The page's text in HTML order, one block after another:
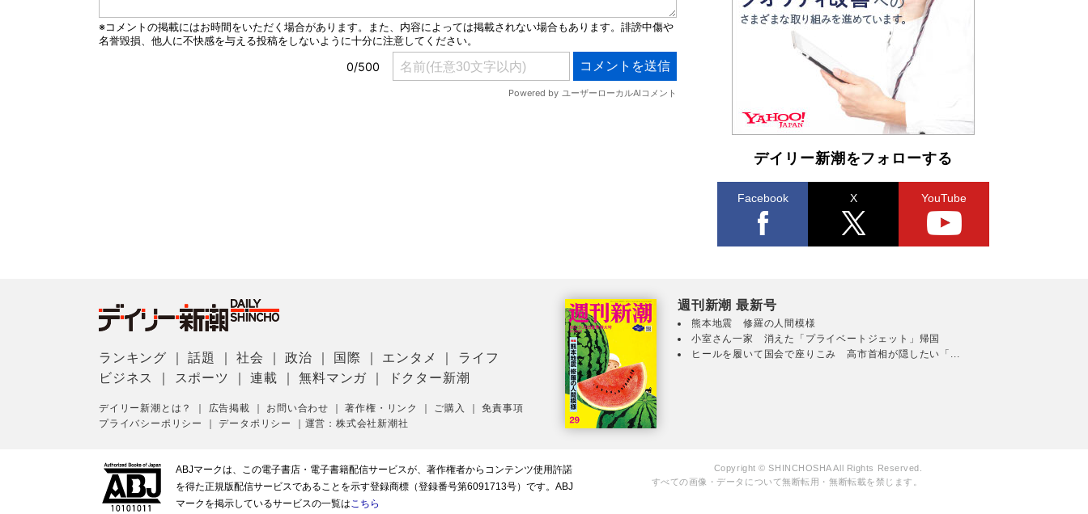
東野圭吾、伊坂幸太郎の人気シリーズ最新作どち
らも文庫化 映画化された直木賞受賞作もランク
イン［文庫ベストセラー］
Book Bang
デイリー新潮をフォローする
Facebook X YouTube
ランキング ｜話題 ｜社会 ｜政治 国際 エンタメ
ライフ
ビジネス
スポーツ ｜連載 ｜無料マンガ ドクター新潮
デイリー新潮とは？ 広告掲載 お問い合わせ ｜著作権・リンク ご購入 ｜免責事項
プライバシーポリシー
｜データポリシー 運営：株式会社新潮社
週刊新潮 最新号
熊本地震 修羅の人間模様
小室さん一家 消えた「プライベートジェット」帰国
ヒールを履いて国会で座りこみ 高市首相が隠したい「...
ABJマークは、この電子書店・電子書籍配信サービスが、著作権者からコンテンツ使用許諾
を得た正規版配信サービスであることを示す登録商標（登録番号第6091713号）です。ABJ
マークを掲示しているサービスの一覧はこちら
Copyright © SHINCHOSHA All Rights Reserved.
すべての画像・データについて無断転用・無断転載を禁じます。